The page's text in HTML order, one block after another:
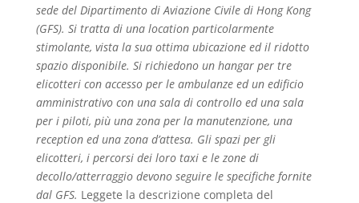
sede del Dipartimento di Aviazione Civile di Hong Kong
(GFS). Si tratta di una location particolarmente
stimolante, vista la sua ottima ubicazione ed il ridotto
spazio disponibile. Si richiedono un hangar per tre
elicotteri con accesso per le ambulanze ed un edificio
amministrativo con una sala di controllo ed una sala
per i piloti, più una zona per la manutenzione, una
reception ed una zona d’attesa. Gli spazi per gli
elicotteri, i percorsi dei loro taxi e le zone di
decollo/atterraggio devono seguire le specifiche fornite
dal GFS. Leggete la descrizione completa del